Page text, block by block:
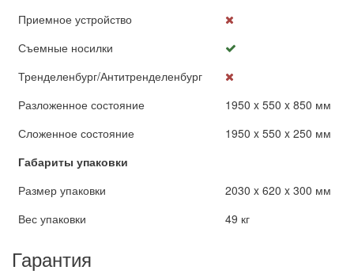
Приемное устройство
Съемные носилки
Тренделенбург/Антитренделенбург
Разложенное состояние
1950 x 550 x 850 мм
Сложенное состояние
1950 x 550 x 250 мм
Габариты упаковки
Размер упаковки
2030 x 620 x 300 мм
Вес упаковки
49 кг
Гарантия